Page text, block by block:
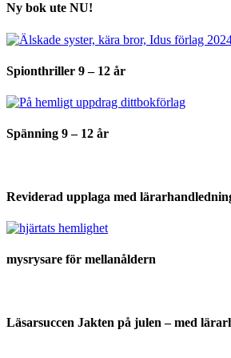
Ny bok ute NU!
Spionthriller 9 – 12 år
Spänning 9 – 12 år
Reviderad upplaga med
mysrysare för mellanåldern
Läsarsuccen Jakten på julen – med